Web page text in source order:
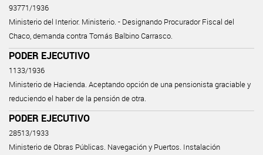
93771/1936
Ministerio del Interior. Ministerio. - Designando Procurador Fiscal del
Chaco, demanda contra Tomás Balbino Carrasco.
PODER EJECUTIVO
1133/1936
Ministerio de Hacienda. Aceptando opción de una pensionista graciable y
reduciendo el haber de la pensión de otra.
PODER EJECUTIVO
28513/1933
Ministerio de Obras Públicas. Navegación y Puertos. Instalación